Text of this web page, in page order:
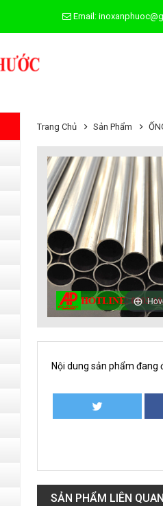
Email:
Trang Chủ Sản Phẩm
Nội dung sản phẩm đang
SẢN PHẨM LIÊN QUAN